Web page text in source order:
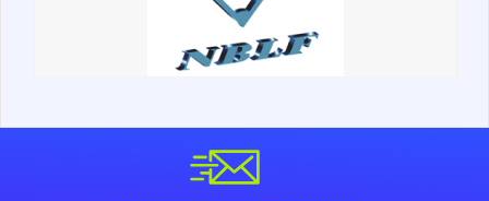
Болти, гайки і елементи кріплення
Коронки, зуби, адаптери, пальці, фіксатори